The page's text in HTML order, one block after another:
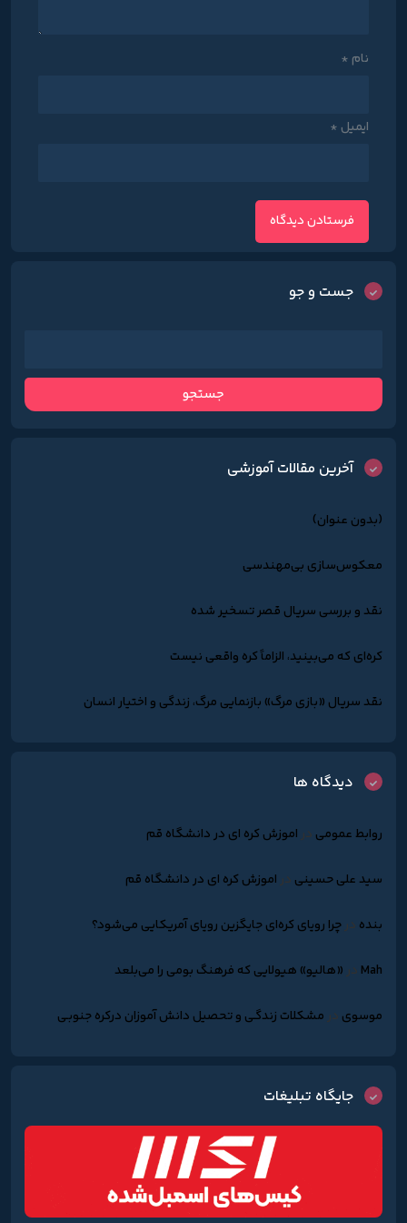
نام *
ایمیل *
جست و جو
آخرین مقالات آموزشی
(بدون عنوان)
معکوس‌سازی بی‌مهندسی
نقد و بررسی سریال قصر تسخیر شده
کره‌ای که می‌بینید، الزاماً کره واقعی نیست
نقد سریال «بازی مرگ» بازنمایی مرگ، زندگی و اختیار انسان
دیدگاه ها
روابط عمومی دراموزش کره ای در دانشگاه قم
سید علی حسینی دراموزش کره ای در دانشگاه قم
بنده درچرا رویای کره‌ای جایگزین رویای آمریکایی می‌شود؟
Mah در«هالیو» هیولایی که فرهنگ بومی را می‌بلعد
موسوی درمشکلات زندگـی و تحصیل دانش آموزان درکره جنوبـی
جایگاه تبلیغات